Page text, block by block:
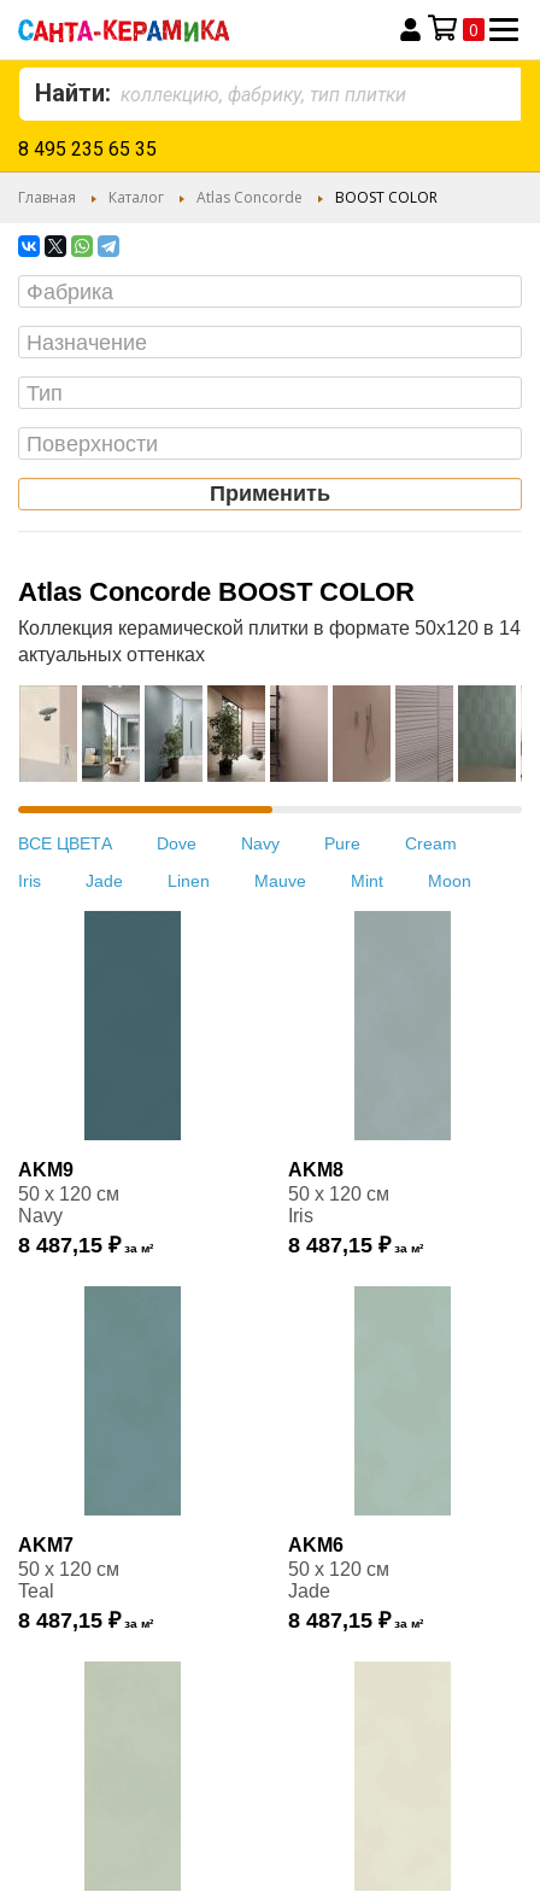
Моя корзина
0
Найти:
8 495 235 65 35
Главная Каталог Atlas Concorde BOOST COLOR
Применить
Atlas Concorde BOOST COLOR
Коллекция керамической плитки в формате 50х120 в 14
актуальных оттенках
ВСЕ ЦВЕТА Dove Navy Pure
Cream
Iris
Jade Linen Mauve Mint Moon
AKM9
50 x 120 см
Navy
8 487,15 ₽ за м²
AKM8
50 x 120 см
Iris
8 487,15 ₽ за м²
AKM7
50 x 120 см
Teal
8 487,15 ₽ за м²
AKM6
50 x 120 см
Jade
8 487,15 ₽ за м²